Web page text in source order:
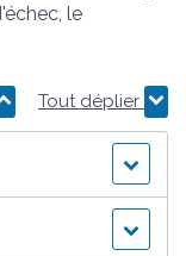
le
Tout déplier